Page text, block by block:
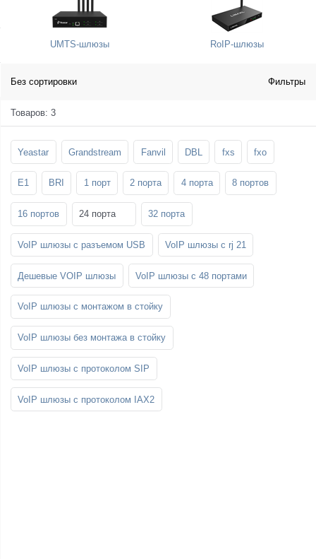
UMTS-шлюзы RoIP-шлюзы
Без сортировки Фильтры
Товаров: 3
Yeastar Grandstream Fanvil DBL fxs fxo
E1 BRI 1 порт 2 порта 4 порта 8 портов
16 портов 24 порта 32 порта
VoIP шлюзы с разъемом USB VoIP шлюзы с rj 21
Дешевые VOIP шлюзы VoIP шлюзы с 48 портами
VoIP шлюзы с монтажом в стойку
VoIP шлюзы без монтажа в стойку
VoIP шлюзы с протоколом SIP
VoIP шлюзы с протоколом IAX2
Стойки и крепления для панелей и
телевизоров
Шахтные телефоны
SFP-модули
3G/4G LTE и ADSL модемы
Мобильные телефоны